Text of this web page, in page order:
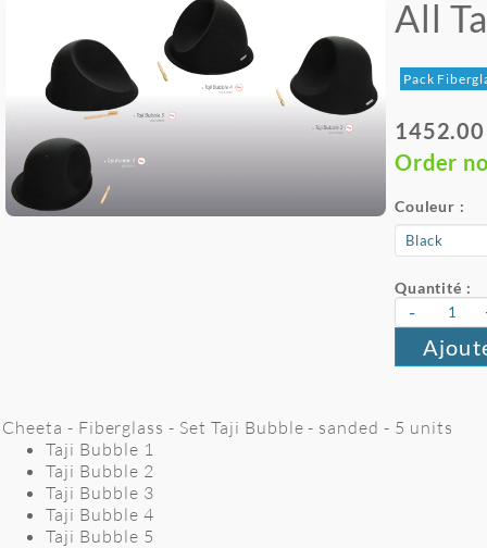
All
Pack
Order
Couleur :
Quantité :
-
Cheeta - Fiberglass - Set Taji Bubble - sanded - 5 units
Taji Bubble 1
Taji Bubble 2
Taji Bubble 3
Taji Bubble 4
Taji Bubble 5